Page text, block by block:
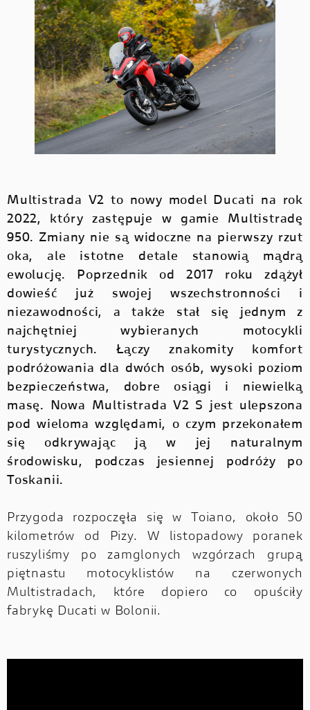
HYPERMOTARD
NOWOŚĆ
MONSTER
NOWOŚĆ
MULTISTRADA
NOWOŚĆ
STREETFIGHTER
PANIGALE
NOWOŚĆ
E-BIKE
MONSTER
MULTISTRADA
V4 PIKES PEAK
NOWOŚĆV4 RS
STREETFIGHTER
PANIGALE
V4 S
NOWOŚĆV4 R
SCRAMBLER
DUCATI APP
KONFIGURATOR
ZNAJDŹ DEALERA
JAZDA TESTOWA
Multistrada V2 to nowy model Ducati na rok
2022, który zastępuje w gamie Multistradę
950. Zmiany nie są widoczne na pierwszy rzut
oka, ale istotne detale stanowią mądrą
ewolucję. Poprzednik od 2017 roku zdążył
dowieść już swojej wszechstronności i
niezawodności, a także stał się jednym z
najchętniej wybieranych motocykli
turystycznych. Łączy znakomity komfort
podróżowania dla dwóch osób, wysoki poziom
bezpieczeństwa, dobre osiągi i niewielką
masę. Nowa Multistrada V2 S jest ulepszona
pod wieloma względami, o czym przekonałem
się odkrywając ją w jej naturalnym
środowisku, podczas jesiennej podróży po
Toskanii.
Przygoda rozpoczęła się w Toiano, około 50
kilometrów od Pizy. W listopadowy poranek
ruszyliśmy po zamglonych wzgórzach grupą
piętnastu motocyklistów na czerwonych
Multistradach, które dopiero co opuściły
fabrykę Ducati w Bolonii.